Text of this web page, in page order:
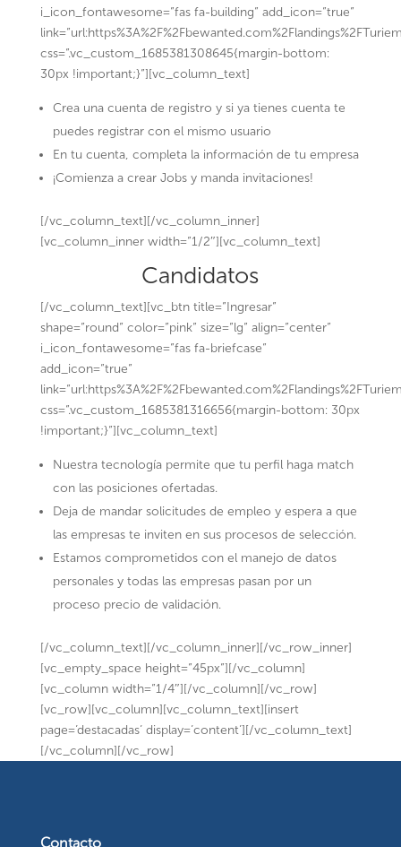
i_icon_fontawesome=”fas fa-building” add_icon=”true”
css=”.vc_custom_1685381308645{margin-bottom:
30px !important;}”][vc_column_text]
Crea una cuenta de registro y si ya tienes cuenta te
puedes registrar con el mismo usuario
En tu cuenta, completa la información de tu empresa
¡Comienza a crear Jobs y manda invitaciones!
[/vc_column_text][/vc_column_inner]
[vc_column_inner width=”1/2″][vc_column_text]
Candidatos
[/vc_column_text][vc_btn title=”Ingresar”
shape=”round” color=”pink” size=”lg” align=”center”
i_icon_fontawesome=”fas fa-briefcase”
add_icon=”true”
css=”.vc_custom_1685381316656{margin-bottom: 30px
!important;}”][vc_column_text]
Nuestra tecnología permite que tu perfil haga match
con las posiciones ofertadas.
Deja de mandar solicitudes de empleo y espera a que
las empresas te inviten en sus procesos de selección.
Estamos comprometidos con el manejo de datos
personales y todas las empresas pasan por un
proceso precio de validación.
[/vc_column_text][/vc_column_inner][/vc_row_inner]
[vc_empty_space height=”45px”][/vc_column]
[vc_column width=”1/4″][/vc_column][/vc_row]
[vc_row][vc_column][vc_column_text][insert
page=’destacadas’ display=’content’][/vc_column_text]
[/vc_column][/vc_row]
Contacto